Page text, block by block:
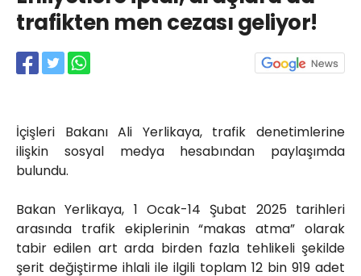
trafikten men cezası geliyor!
İçişleri Bakanı Ali Yerlikaya, trafik denetimlerine
ilişkin sosyal medya hesabından paylaşımda
bulundu.
Bakan Yerlikaya, 1 Ocak-14 Şubat 2025 tarihleri
arasında trafik ekiplerinin “makas atma” olarak
tabir edilen art arda birden fazla tehlikeli şekilde
şerit değiştirme ihlali ile ilgili toplam 12 bin 919 adet
Yahya Kaptan Mahallesi
Akkavaklar Caddesi No:17/4 İzmit-